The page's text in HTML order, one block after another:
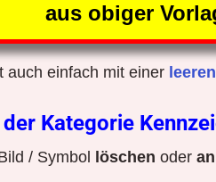
aus obiger
auch einfach mit einer leeren
Kategorie
/ Symbol löschen oder